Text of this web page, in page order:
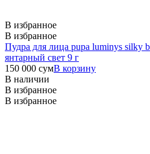
В избранное
В избранное
Пудра для лица pupa luminys silky
янтарный свет 9 г
150 000 сумВ корзину
В наличии
В избранное
В избранное